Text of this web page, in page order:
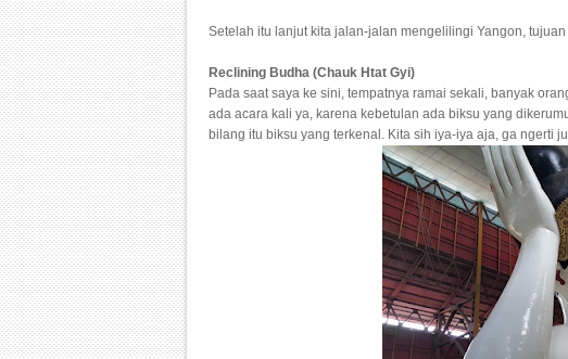
Setelah itu lanjut kita jalan-jalan mengelilingi Yangon,
Reclining Budha (Chauk Htat Gyi)
Pada saat saya ke sini, tempatnya ramai sekali, banyak
ada acara kali ya, karena kebetulan ada biksu yang
bilang itu biksu yang terkenal. Kita sih iya-iya aja, ga ngerti